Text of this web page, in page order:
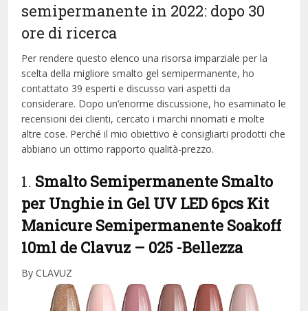
semipermanente in 2022: dopo 30
ore di ricerca
Per rendere questo elenco una risorsa imparziale per la
scelta della migliore smalto gel semipermanente, ​​ho
contattato 39 esperti e discusso vari aspetti da
considerare. Dopo un’enorme discussione, ho esaminato le
recensioni dei clienti, cercato i marchi rinomati e molte
altre cose. Perché il mio obiettivo è consigliarti prodotti che
abbiano un ottimo rapporto qualità-prezzo.
1. Smalto Semipermanente Smalto
per Unghie in Gel UV LED 6pcs Kit
Manicure Semipermanente Soakoff
10ml de Clavuz – 025 -Bellezza
By CLAVUZ